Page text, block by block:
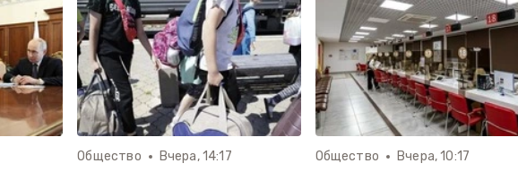
Общество Вчера, 14:17 Общество Вчера, 10:17